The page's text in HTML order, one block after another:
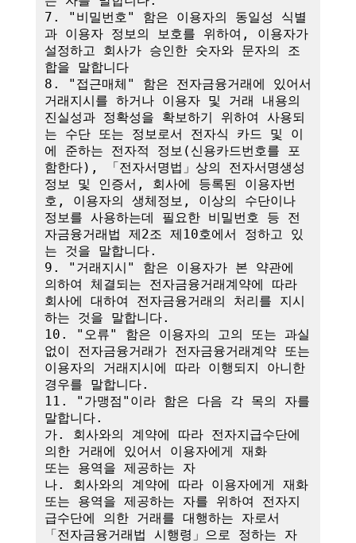
7. "비밀번호" 함은 이용자의 동일성 식별
과 이용자 정보의 보호를 위하여, 이용자가
설정하고 회사가 승인한 숫자와 문자의 조
합을 말합니다
8. "접근매체" 함은 전자금융거래에 있어서
거래지시를 하거나 이용자 및 거래 내용의
진실성과 정확성을 확보하기 위하여 사용되
는 수단 또는 정보로서 전자식 카드 및 이
에 준하는 전자적 정보(신용카드번호를 포
함한다), 「전자서명법」상의 전자서명생성
정보 및 인증서, 회사에 등록된 이용자번
호, 이용자의 생체정보, 이상의 수단이나
정보를 사용하는데 필요한 비밀번호 등 전
자금융거래법 제2조 제10호에서 정하고 있
는 것을 말합니다.
9. "거래지시" 함은 이용자가 본 약관에
의하여 체결되는 전자금융거래계약에 따라
회사에 대하여 전자금융거래의 처리를 지시
하는 것을 말합니다.
10. "오류" 함은 이용자의 고의 또는 과실
없이 전자금융거래가 전자금융거래계약 또는
이용자의 거래지시에 따라 이행되지 아니한
경우를 말합니다.
11. "가맹점"이라 함은 다음 각 목의 자를
말합니다.
가. 회사와의 계약에 따라 전자지급수단에
의한 거래에 있어서 이용자에게 재화
또는 용역을 제공하는 자
나. 회사와의 계약에 따라 이용자에게 재화
또는 용역을 제공하는 자를 위하여 전자지
급수단에 의한 거래를 대행하는 자로서
「전자금융거래법 시행령」으로 정하는 자